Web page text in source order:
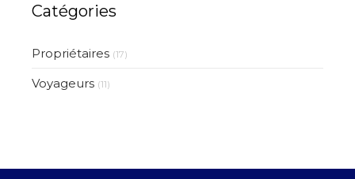
Catégories
Propriétaires (17)
Voyageurs (11)